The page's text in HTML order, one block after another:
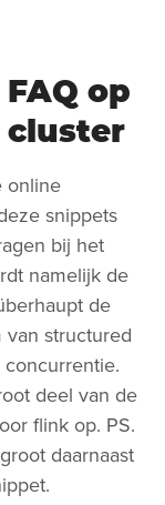
op
online
snippets
bij het
namelijk de
de
structured
deel van de
flink op. PS.
daarnaast